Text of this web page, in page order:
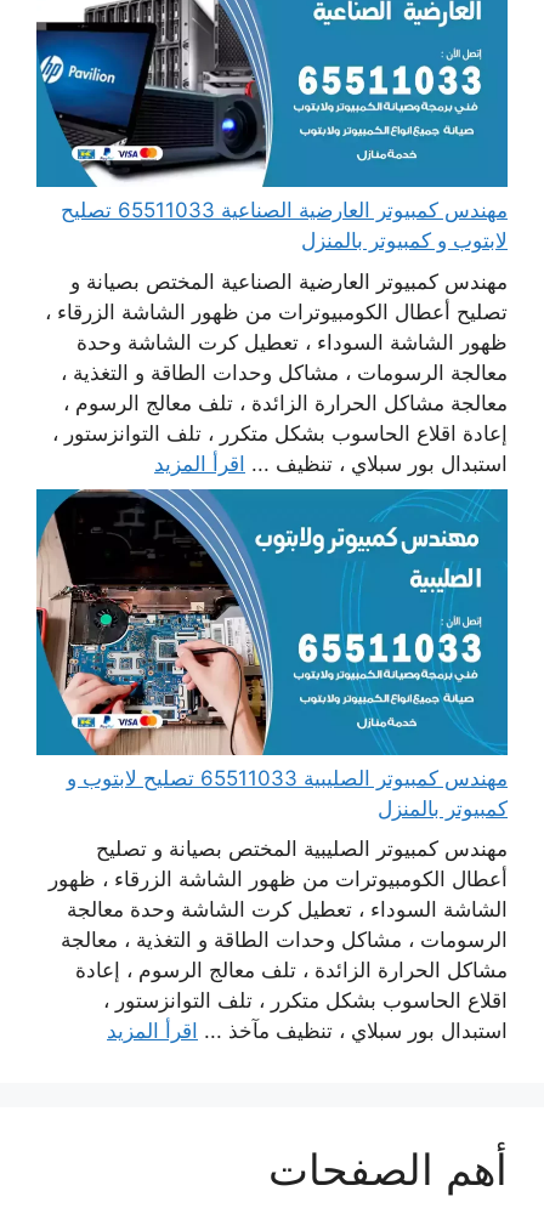
مهندس كمبيوتر العارضية الصناعية 65511033 تصليح
لابتوب و كمبيوتر بالمنزل
مهندس كمبيوتر العارضية الصناعية المختص بصيانة و
تصليح أعطال الكومبيوترات من ظهور الشاشة الزرقاء ،
ظهور الشاشة السوداء ، تعطيل كرت الشاشة وحدة
معالجة الرسومات ، مشاكل وحدات الطاقة و التغذية ،
معالجة مشاكل الحرارة الزائدة ، تلف معالج الرسوم ،
إعادة اقلاع الحاسوب بشكل متكرر ، تلف التوانزستور ،
استبدال بور سبلاي ، تنظيف ... اقرأ المزيد
مهندس كمبيوتر الصليبية 65511033 تصليح لابتوب و
كمبيوتر بالمنزل
مهندس كمبيوتر الصليبية المختص بصيانة و تصليح
أعطال الكومبيوترات من ظهور الشاشة الزرقاء ، ظهور
الشاشة السوداء ، تعطيل كرت الشاشة وحدة معالجة
الرسومات ، مشاكل وحدات الطاقة و التغذية ، معالجة
مشاكل الحرارة الزائدة ، تلف معالج الرسوم ، إعادة
اقلاع الحاسوب بشكل متكرر ، تلف التوانزستور ،
استبدال بور سبلاي ، تنظيف مآخذ ... اقرأ المزيد
أهم الصفحات